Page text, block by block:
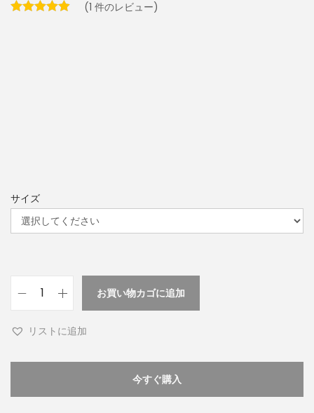
(1 件のレビュー)
サイズ
お買い物カゴに追加
リストに追加
今すぐ購入